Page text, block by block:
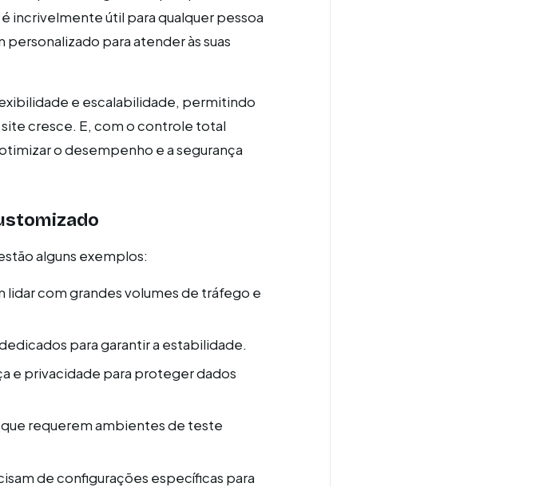
incrivelmente útil para qualquer pessoa
para atender às suas
e escalabilidade, permitindo
cresce. E, com o controle total
o desempenho e a segurança
alguns exemplos:
com grandes volumes de tráfego e
para garantir a estabilidade.
e privacidade para proteger dados
requerem ambientes de teste
de configurações específicas para